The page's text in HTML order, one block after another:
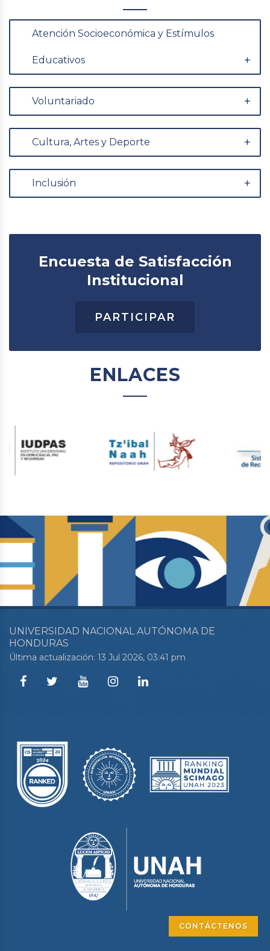
Atención Socioeconómica y Estímulos
Educativos
Voluntariado
Cultura, Artes y Deporte
Inclusión
Encuesta de Satisfacción
Institucional
PARTICIPAR
ENLACES
UNIVERSIDAD NACIONAL AUTÓNOMA DE
HONDURAS
Última actualización: 13 Jul 2026, 03:41 pm
CONTÁCTENOS